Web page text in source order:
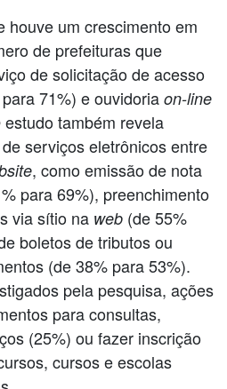
houve um crescimento em
de prefeituras que
de solicitação de acesso
71%) e ouvidoria on-line
também revela
serviços eletrônicos entre
, como emissão de nota
para 69%), preenchimento
via sítio na web (de 55%
boletos de tributos ou
(de 38% para 53%).
pela pesquisa, ações
para consultas,
(25%) ou fazer inscrição
cursos e escolas